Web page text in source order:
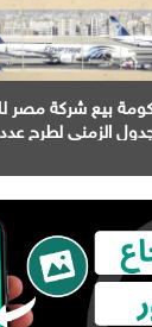
بيع شركة مصر
الزمني لطرح